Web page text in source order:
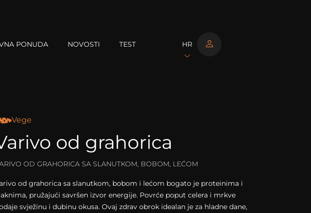
PONUDA NOVOSTI TEST HR
Vege
od grahorica
OD GRAHORICA SA SLANUTKOM, BOBOM, LEĆOM
od grahorica sa slanutkom, bobom i lećom bogato je proteinima i
pružajući savršen izvor energije. Povrće poput celera i mrkve
svježinu i dubinu okusa. Ovaj zdrav obrok idealan je za hladne dane,